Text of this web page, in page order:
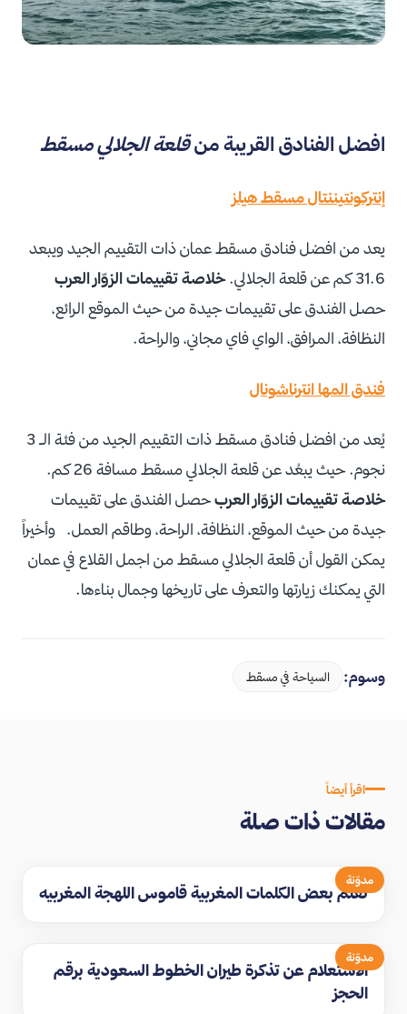
افضل الفنادق القريبة منقلعة الجلالي مسقط
إنتركونتيننتال مسقط هيلز
يعد من افضل فنادق مسقط عمان ذات التقييم الجيد ويبعد
31.6 كم عن قلعة الجلالي.
خلاصة تقييمات الزوّار العرب
حصل الفندق على تقييمات جيدة من حيث الموقع الرائع،
النظافة، المرافق، الواي فاي مجاني، والراحة.
فندق المها انترناشونال
يُعد من افضل فنادق مسقط ذات التقييم الجيد من فئة الـ 3
نجوم. حيث يبعُد عن قلعة الجلالي مسقط مسافة 26 كم.
خلاصة تقييمات الزوّار العربحصل الفندق على تقييمات
جيدة من حيث الموقع، النظافة، الراحة، وطاقم العمل. وأخيراً
يمكن القول أن قلعة الجلالي مسقط من اجمل القلاع في عمان
التي يمكنك زيارتها والتعرف على تاريخها وجمال بناءها.
وسوم: السياحة في مسقط
اقرأ أيضاً
مقالات ذات صلة
مدوّنة
تعلم بعض الكلمات المغربية قاموس اللهجة المغربيه
مدوّنة
الاستعلام عن تذكرة طيران الخطوط السعودية برقم
الحجز